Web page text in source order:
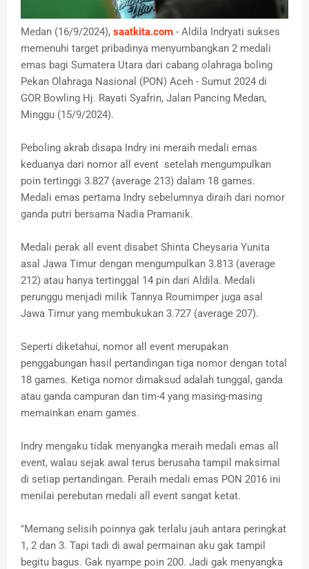
Medan (16/9/2024), saatkita.com - Aldila Indryati sukses
memenuhi target pribadinya menyumbangkan 2 medali
emas bagi Sumatera Utara dari cabang olahraga boling
Pekan Olahraga Nasional (PON) Aceh - Sumut 2024 di
GOR Bowling Hj. Rayati Syafrin, Jalan Pancing Medan,
Minggu (15/9/2024).
Peboling akrab disapa Indry ini meraih medali emas
keduanya dari nomor all event setelah mengumpulkan
poin tertinggi 3.827 (average 213) dalam 18 games.
Medali emas pertama Indry sebelumnya diraih dari nomor
ganda putri bersama Nadia Pramanik.
Medali perak all event disabet Shinta Cheysaria Yunita
asal Jawa Timur dengan mengumpulkan 3.813 (average
212) atau hanya tertinggal 14 pin dari Aldila. Medali
perunggu menjadi milik Tannya Roumimper juga asal
Jawa Timur yang membukukan 3.727 (average 207).
Seperti diketahui, nomor all event merupakan
penggabungan hasil pertandingan tiga nomor dengan total
18 games. Ketiga nomor dimaksud adalah tunggal, ganda
atau ganda campuran dan tim-4 yang masing-masing
memainkan enam games.
Indry mengaku tidak menyangka meraih medali emas all
event, walau sejak awal terus berusaha tampil maksimal
di setiap pertandingan. Peraih medali emas PON 2016 ini
menilai perebutan medali all event sangat ketat.
"Memang selisih poinnya gak terlalu jauh antara peringkat
1, 2 dan 3. Tapi tadi di awal permainan aku gak tampil
begitu bagus. Gak nyampe poin 200. Jadi gak menyangka